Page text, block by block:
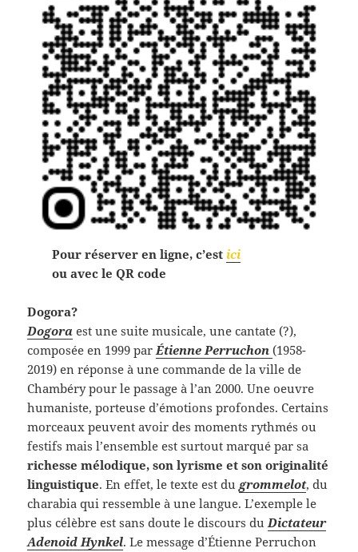
Pour réserver en ligne, c’est ici
ou avec le QR code
Dogora?
Dogora est une suite musicale, une cantate (?),
composée en 1999 parÉtienne Perruchon(1958-
2019) en réponse à une commande de la ville de
Chambéry pour le passage à l’an 2000. Une oeuvre
humaniste, porteuse d’émotions profondes. Certains
morceaux peuvent avoir des moments rythmés ou
festifs mais l’ensemble est surtout marqué par sa
richesse mélodique, son lyrisme et son originalité
linguistique. En effet, le texte est dugrommelot, du
charabia qui ressemble à une langue. L’exemple le
plus célèbre est sans doute le discours duDictateur
Adenoid Hynkel. Le message d’Étienne Perruchon